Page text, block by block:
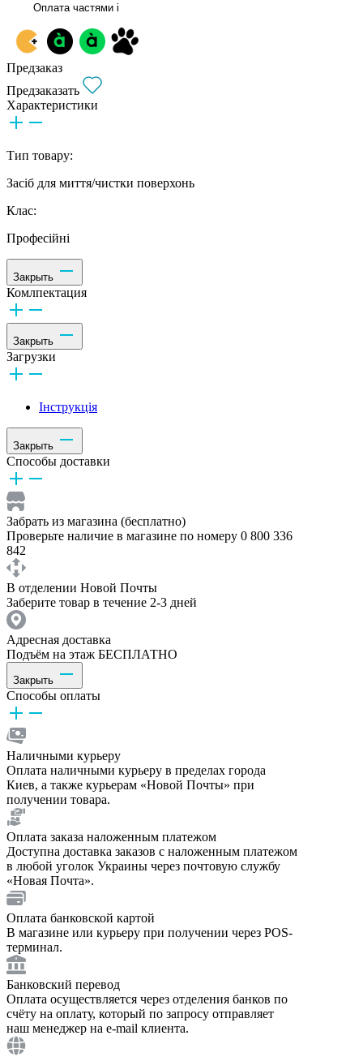
Оплата частями i
Предзаказ
Предзаказать
Характеристики
Тип товару:
Засіб для миття/чистки поверхонь
Клас:
Професійні
Закрыть
Комлпектация
Закрыть
Загрузки
Інструкція
Закрыть
Способы доставки
Забрать из магазина (бесплатно)
Проверьте наличие в магазине по номеру 0 800 336
842
В отделении Новой Почты
Заберите товар в течение 2-3 дней
Адресная доставка
Подъём на этаж БЕСПЛАТНО
Закрыть
Способы оплаты
Наличными курьеру
Оплата наличными курьеру в пределах города
Киев, а также курьерам «Новой Почты» при
получении товара.
Оплата заказа наложенным платежом
Доступна доставка заказов с наложенным платежом
в любой уголок Украины через почтовую службу
«Новая Почта».
Оплата банковской картой
В магазине или курьеру при получении через POS-
терминал.
Банковский перевод
Оплата осуществляется через отделения банков по
счёту на оплату, который по запросу отправляет
наш менеджер на e-mail клиента.